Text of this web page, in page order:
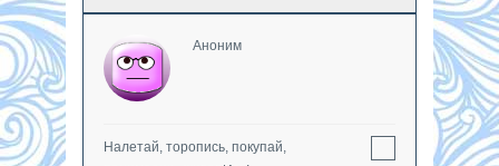
Аноним
Налетай, торопись, покупай,